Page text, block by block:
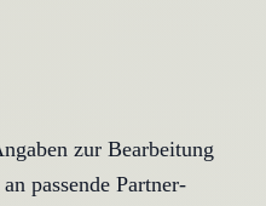
zur Bearbeitung
passende Partner-